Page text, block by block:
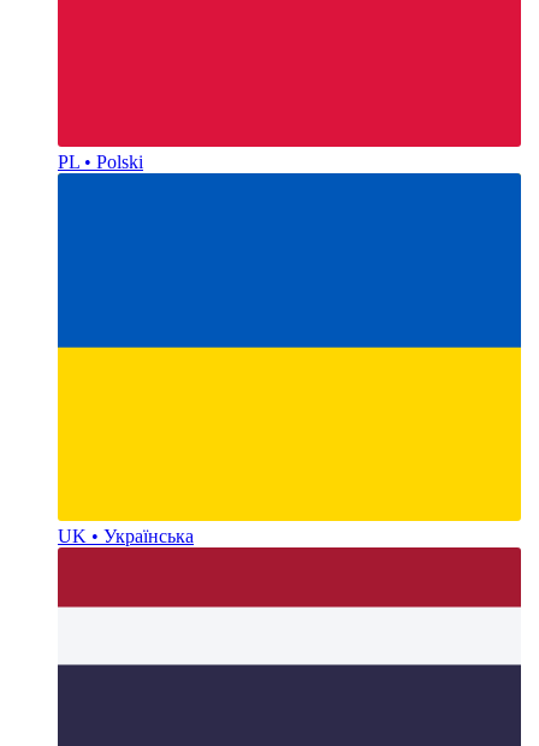
PL • Polski
UK • Українська